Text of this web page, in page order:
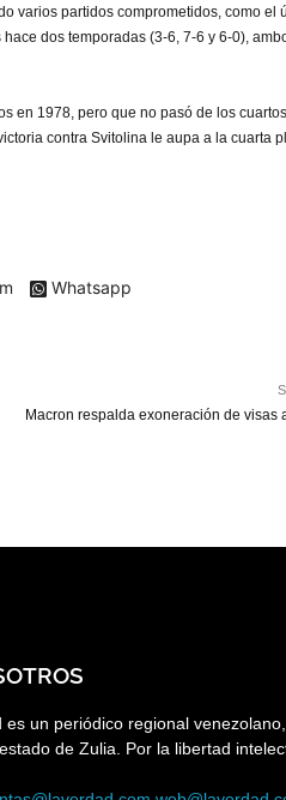
varios partidos comprometidos, como el
dos temporadas (3-6, 7-6 y 6-0),
en 1978, pero que no pasó de los
contra Svitolina le aupa a la cuarta
Whatsapp
Macron respalda exoneración de visas
es un periódico regional
de Zulia. Por la libertad